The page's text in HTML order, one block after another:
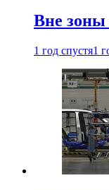
Вне зоны
1 год спустя1